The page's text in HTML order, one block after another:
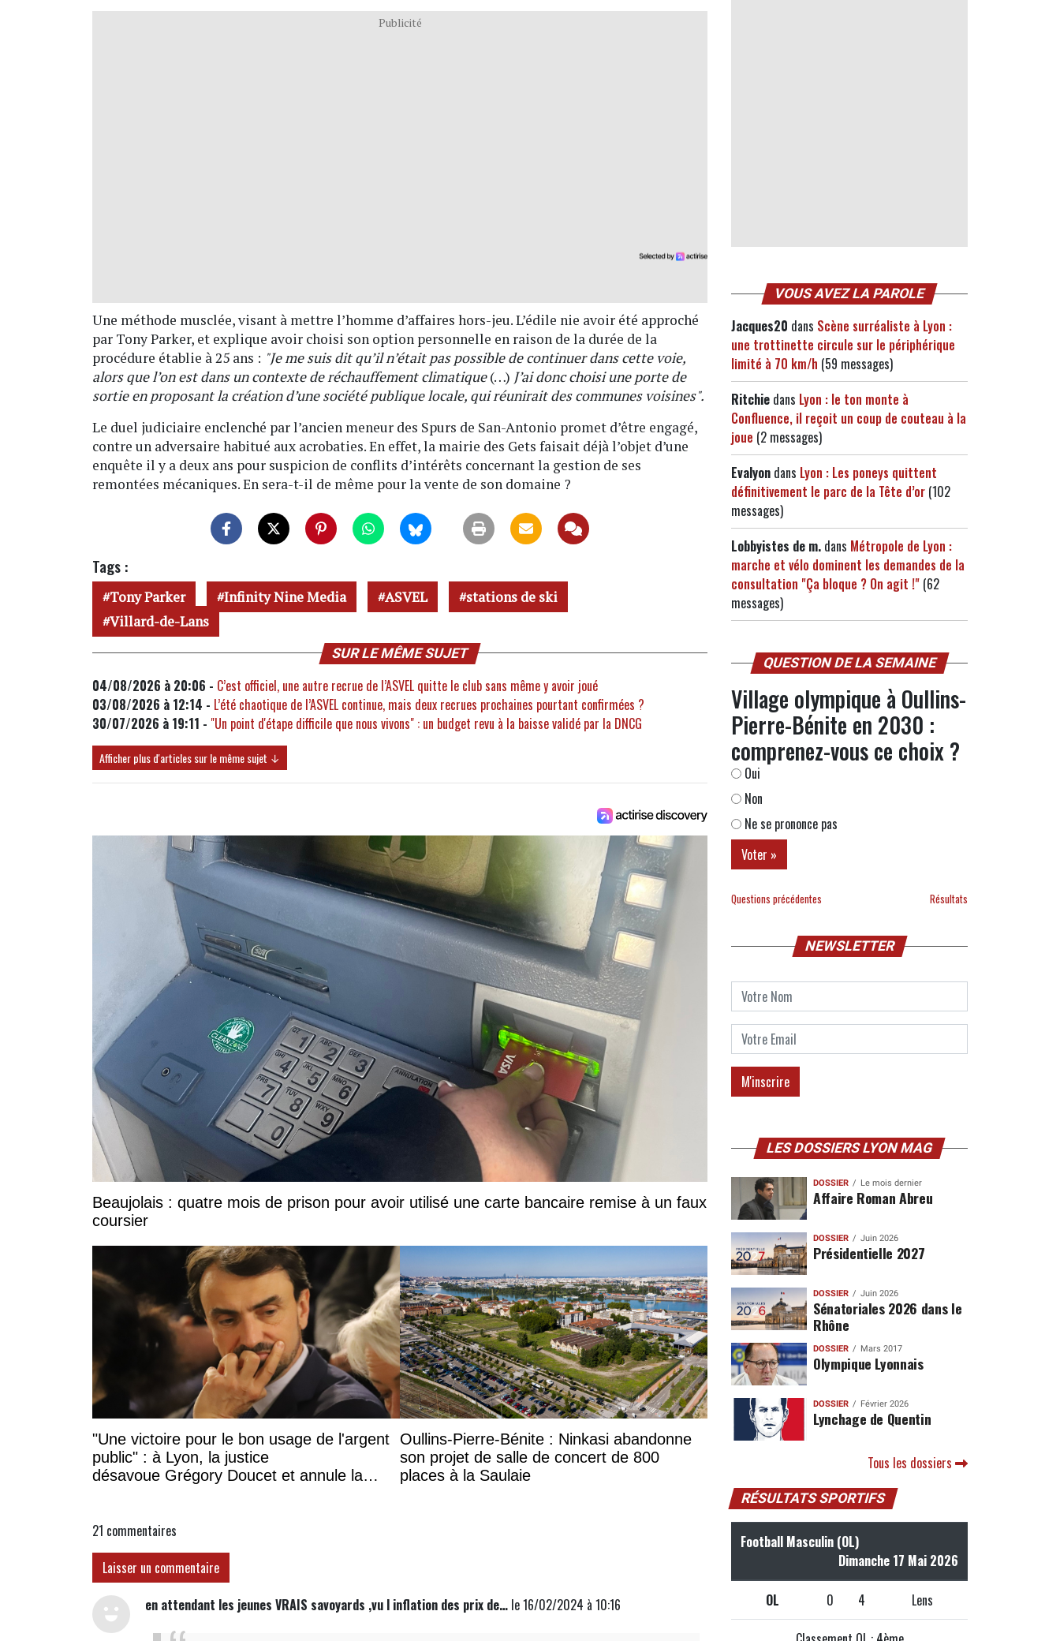
Publicité
Une méthode musclée, visant à mettre l’homme d’affaires hors-jeu. L’édile nie avoir été approché
par Tony Parker, et explique avoir choisi son option personnelle en raison de la durée de la
procédure établie à 25 ans : "Je me suis dit qu’il n’était pas possible de continuer dans cette voie,
alors que l’on est dans un contexte de réchauffement climatique(…) J’ai donc choisi une porte de
sortie en proposant la création d’une société publique locale, qui réunirait des communes voisines".
Le duel judiciaire enclenché par l’ancien meneur des Spurs de San-Antonio promet d’être engagé,
contre un adversaire habitué aux acrobaties. En effet, la mairie des Gets faisait déjà l’objet d’une
enquête il y a deux ans pour suspicion de conflits d’intérêts concernant la gestion de ses
remontées mécaniques. En sera-t-il de même pour la vente de son domaine ?
Tags :
Tony Parker Infinity Nine Media ASVEL
stations de ski
Villard-de-Lans
SUR LE MÊME SUJET
04/08/2026 à 20:06 - C’est officiel, une autre recrue de l’ASVEL quitte le club sans même y avoir joué
03/08/2026 à 12:14 - L’été chaotique de l’ASVEL continue, mais deux recrues prochaines pourtant confirmées ?
30/07/2026 à 19:11 - "Un point d'étape difficile que nous vivons" : un budget revu à la baisse validé par la DNCG
Afficher plus d'articles sur le même sujet ↓
Beaujolais : quatre mois de prison pour avoir utilisé une carte bancaire remise à un faux
coursier
"Une victoire pour le bon usage de l'argent
public" : à Lyon, la justice
désavoue Grégory Doucet et annule la
Oullins-Pierre-Bénite : Ninkasi abandonne
son projet de salle de concert de 800
places à la Saulaie
21 commentaires
Laisser un commentaire
en attendant les jeunes VRAIS savoyards ,vu l inflation des prix de… le 16/02/2024 à 10:16
VOUS AVEZ LA PAROLE
Jacques20 dans Scène surréaliste à Lyon :
une trottinette circule sur le périphérique
limité à 70 km/h (59 messages)
Ritchie dans Lyon : le ton monte à
Confluence, il reçoit un coup de couteau à la
joue (2 messages)
Evalyon dans Lyon : Les poneys quittent
définitivement le parc de la Tête d’or (102
messages)
Lobbyistes de m. dans Métropole de Lyon :
marche et vélo dominent les demandes de la
consultation "Ça bloque ? On agit !" (62
messages)
QUESTION DE LA SEMAINE
Village olympique à Oullins-
Pierre-Bénite en 2030 :
comprenez-vous ce choix ?
Oui
Non
Ne se prononce pas
Questions précédentes Résultats
NEWSLETTER
LES DOSSIERS LYON MAG
DOSSIER Le mois dernier
Affaire Roman Abreu
DOSSIER Juin 2026
Présidentielle 2027
DOSSIER Juin 2026
Sénatoriales 2026 dans le
Rhône
DOSSIER Mars 2017
Olympique Lyonnais
DOSSIER Février 2026
Lynchage de Quentin
Tous les dossiers
RÉSULTATS SPORTIFS
Football Masculin (OL)
Dimanche 17 Mai 2026
OL 0 4 Lens